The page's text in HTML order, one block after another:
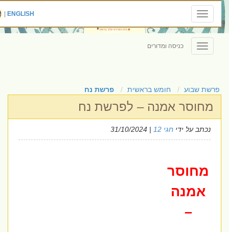
Toggle
navigation
ENGLISH
|
Toggle
navigation
כניסה ומדורים
פרשת שבוע חומש בראשית פרשת נח
מחוסר אמנה – לפרשת נח
נכתב על ידיחגי 12 | 31/10/2024
מחוסר
אמנה
–